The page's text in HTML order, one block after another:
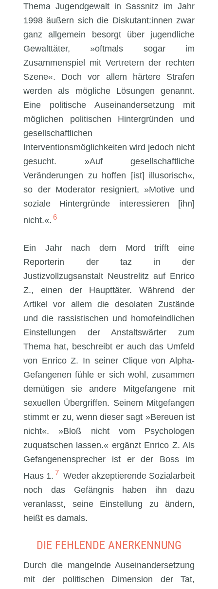
Thema Jugendgewalt in Sassnitz im Jahr
1998 äußern sich die Diskutant:innen zwar
ganz allgemein besorgt über jugendliche
Gewalttäter, »oftmals sogar im
Zusammenspiel mit Vertretern der rechten
Szene«. Doch vor allem härtere Strafen
werden als mögliche Lösungen genannt.
Eine politische Auseinandersetzung mit
möglichen politischen Hintergründen und
gesellschaftlichen
Interventionsmöglichkeiten wird jedoch nicht
gesucht. »Auf gesellschaftliche
Veränderungen zu hoffen [ist] illusorisch«,
so der Moderator resigniert, »Motive und
soziale Hintergründe interessieren [ihn]
nicht.«. 6
Ein Jahr nach dem Mord trifft eine
Reporterin der taz in der
Justizvollzugsanstalt Neustrelitz auf Enrico
Z., einen der Haupttäter. Während der
Artikel vor allem die desolaten Zustände
und die rassistischen und homofeindlichen
Einstellungen der Anstaltswärter zum
Thema hat, beschreibt er auch das Umfeld
von Enrico Z. In seiner Clique von Alpha-
Gefangenen fühle er sich wohl, zusammen
demütigen sie andere Mitgefangene mit
sexuellen Übergriffen. Seinem Mitgefangen
stimmt er zu, wenn dieser sagt »Bereuen ist
nicht«. »Bloß nicht vom Psychologen
zuquatschen lassen.« ergänzt Enrico Z. Als
Gefangenensprecher ist er der Boss im
Haus 1. 7 Weder akzeptierende Sozialarbeit
noch das Gefängnis haben ihn dazu
veranlasst, seine Einstellung zu ändern,
heißt es damals.
DIE FEHLENDE ANERKENNUNG
Durch die mangelnde Auseinandersetzung
mit der politischen Dimension der Tat,